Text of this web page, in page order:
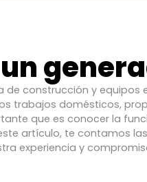
construcción y
trabajos domésticos,
que es conocer la
artículo, te contamos
experiencia y